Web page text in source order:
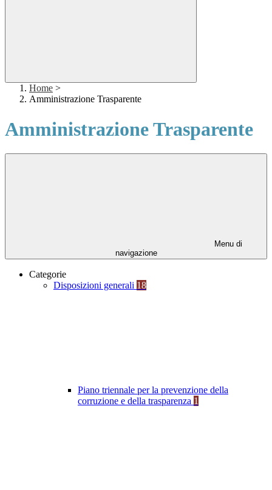
Home >
Amministrazione Trasparente
Amministrazione Trasparente
Menu di
navigazione
Categorie
Disposizioni generali 18
Piano triennale per la prevenzione della
corruzione e della trasparenza 1